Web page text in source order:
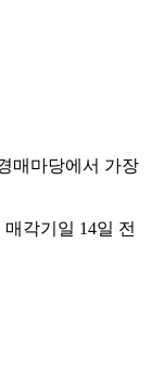
매마당에서 가장
각기일 14일 전